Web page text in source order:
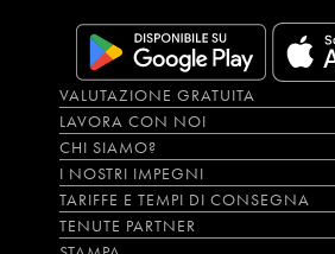
VALUTAZIONE GRATUITA
LAVORA CON NOI
CHI SIAMO?
I NOSTRI IMPEGNI
TARIFFE E TEMPI DI CONSEGNA
TENUTE PARTNER